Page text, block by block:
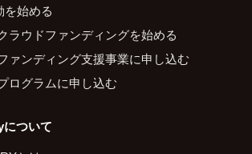
を始める
ラウドファンディングを始める
ァンディング支援事業に申し込む
ログラムに申し込む
ついて